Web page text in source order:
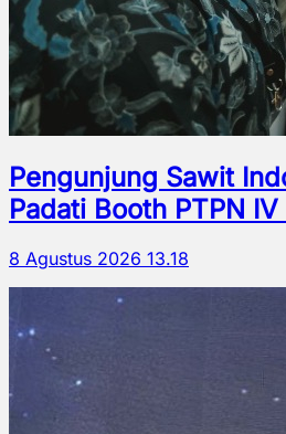
Pengunjung Sawit
Padati Booth PTPN
8 Agustus 2026 13.18